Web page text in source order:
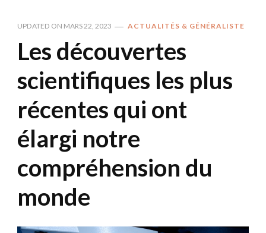
UPDATED ON MARS 22, 2023 ACTUALITÉS & GÉNÉRALISTE
Les découvertes
scientifiques les plus
récentes qui ont
élargi notre
compréhension du
monde